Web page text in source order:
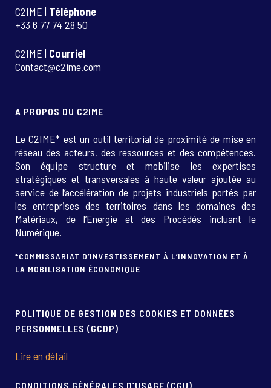
C2IME | Téléphone
+33 6 77 74 28 50
C2IME | Courriel
Contact@c2ime.com
A PROPOS DU C2IME
Le C2IME* est un outil territorial de proximité de mise en
réseau des acteurs, des ressources et des compétences.
Son équipe structure et mobilise les expertises
stratégiques et transversales à haute valeur ajoutée au
service de l’accélération de projets industriels portés par
les entreprises des territoires dans les domaines des
Matériaux, de l’Energie et des Procédés incluant le
Numérique.
*COMMISSARIAT D’INVESTISSEMENT À L’INNOVATION ET À
LA MOBILISATION ÉCONOMIQUE
POLITIQUE DE GESTION DES COOKIES ET DONNÉES
PERSONNELLES (GCDP)
Lire en détail
CONDITIONS GÉNÉRALES D’USAGE (CGU)